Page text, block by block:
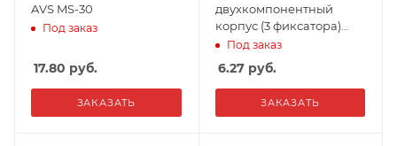
AVS MS-30
Под заказ
17.80 руб.
ЗАКАЗАТЬ
двухкомпонентный
корпус (3 фиксатора)
AVS MT3016R
Под заказ
6.27руб.
ЗАКАЗАТЬ